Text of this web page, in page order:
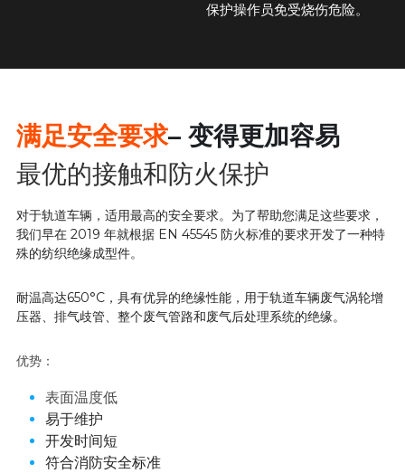
保护操作员免受烧伤危险。
满足安全要求– 变得更加容易
最优的接触和防火保护
对于轨道车辆，适用最高的安全要求。为了帮助您满足这些要求，
我们早在 2019 年就根据 EN 45545 防火标准的要求开发了一种特
殊的纺织绝缘成型件。
耐温高达650°C，具有优异的绝缘性能，用于轨道车辆废气涡轮增
压器、排气歧管、整个废气管路和废气后处理系统的绝缘。
优势：
表面温度低
易于维护
开发时间短
符合消防安全标准